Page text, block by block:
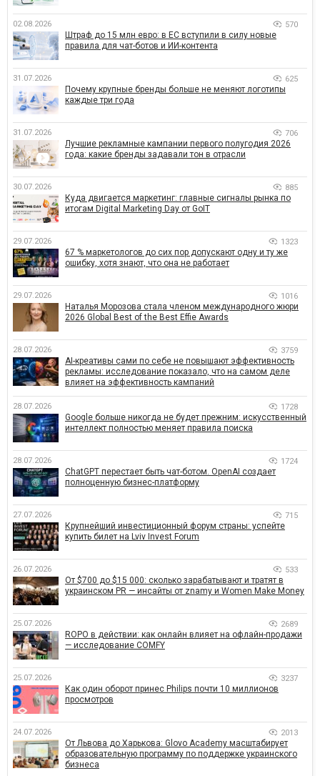
02.08.2026 570
Штраф до 15 млн евро: в ЕС вступили в силу новые
правила для чат-ботов и ИИ-контента
31.07.2026 625
Почему крупные бренды больше не меняют логотипы
каждые три года
31.07.2026 706
Лучшие рекламные кампании первого полугодия 2026
года: какие бренды задавали тон в отрасли
30.07.2026 885
Куда двигается маркетинг: главные сигналы рынка по
итогам Digital Marketing Day от GoIT
29.07.2026 1323
67 % маркетологов до сих пор допускают одну и ту же
ошибку, хотя знают, что она не работает
29.07.2026 1016
Наталья Морозова стала членом международного жюри
2026 Global Best of the Best Effie Awards
28.07.2026 3759
AI-креативы сами по себе не повышают эффективность
рекламы: исследование показало, что на самом деле
влияет на эффективность кампаний
28.07.2026 1728
Google больше никогда не будет прежним: искусственный
интеллект полностью меняет правила поиска
28.07.2026 1724
ChatGPT перестает быть чат-ботом. OpenAI создает
полноценную бизнес-платформу
27.07.2026 715
Крупнейший инвестиционный форум страны: успейте
купить билет на Lviv Invest Forum
26.07.2026 533
От $700 до $15 000: сколько зарабатывают и тратят в
украинском PR — инсайты от znamy и Women Make Money
25.07.2026 2689
ROPO в действии: как онлайн влияет на офлайн-продажи
— исследование COMFY
25.07.2026 3237
Как один оборот принес Philips почти 10 миллионов
просмотров
24.07.2026 2013
От Львова до Харькова: Glovo Academy масштабирует
образовательную программу по поддержке украинского
бизнеса